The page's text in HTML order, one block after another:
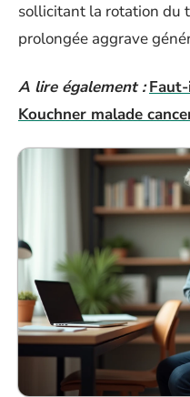
sollicitant la rotation du
prolongée aggrave
A lire également :
Kouchner malade